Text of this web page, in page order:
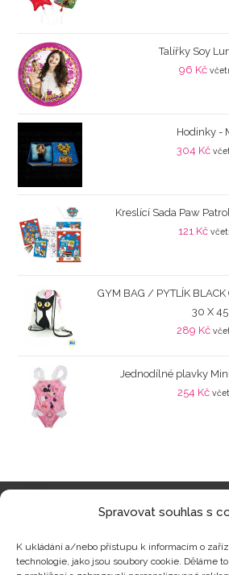
Spravovat souhlas s
K ukládání a/nebo přístupu k informacím o
technologie, jako jsou soubory cookie. Děláme
Talířky Soy
96 Kč
Hodinky -
304 Kč
Kreslící Sada Paw
121 Kč
GYM BAG / PYTLÍK
30 X 45
289 Kč
Jednodílné plavky
254 Kč